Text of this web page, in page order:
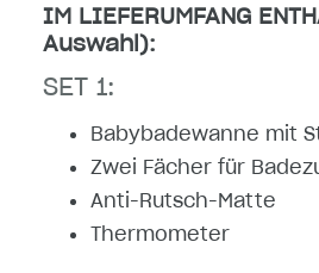
IM LIEFERUMFANG
Auswahl):
SET 1:
Babybadewanne mit
Zwei Fächer für
Anti-Rutsch-Matte
Thermometer